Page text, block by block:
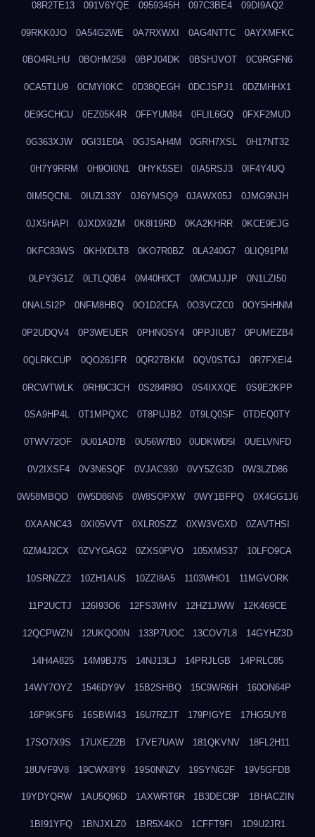
08R2TE13 091V6YQE 0959345H 097C3BE4 09DI9AQ2
09RKK0JO 0A54G2WE 0A7RXWXI 0AG4NTTC 0AYXMFKC
0BO4RLHU 0BOHM258 0BPJ04DK 0BSHJVOT 0C9RGFN6
0CA5T1U9 0CMYI0KC 0D38QEGH 0DCJSPJ1 0DZMHHX1
0E9GCHCU 0EZ05K4R 0FFYUM84 0FLIL6GQ 0FXF2MUD
0G363XJW 0GI31E0A 0GJSAH4M 0GRH7XSL 0H17NT32
0H7Y9RRM 0H9OI0N1 0HYK5SEI 0IA5RSJ3 0IF4Y4UQ
0IM5QCNL 0IUZL33Y 0J6YMSQ9 0JAWX05J 0JMG9NJH
0JX5HAPI 0JXDX9ZM 0K8I19RD 0KA2KHRR 0KCE9EJG
0KFC83WS 0KHXDLT8 0KO7R0BZ 0LA240G7 0LIQ91PM
0LPY3G1Z 0LTLQ0B4 0M40H0CT 0MCMJJJP 0N1LZI50
0NALSI2P 0NFM8HBQ 0O1D2CFA 0O3VCZC0 0OY5HHNM
0P2UDQV4 0P3WEUER 0PHNO5Y4 0PPJIUB7 0PUMEZB4
0QLRKCUP 0QO261FR 0QR27BKM 0QV0STGJ 0R7FXEI4
0RCWTWLK 0RH9C3CH 0S284R8O 0S4IXXQE 0S9E2KPP
0SA9HP4L 0T1MPQXC 0T8PUJB2 0T9LQ0SF 0TDEQ0TY
0TWV72OF 0U01AD7B 0U56W7B0 0UDKWD5I 0UELVNFD
0V2IXSF4 0V3N6SQF 0VJAC930 0VY5ZG3D 0W3LZD86
0W58MBQO 0W5D86N5 0W8SOPXW 0WY1BFPQ 0X4GG1J6
0XAANC43 0XI05VVT 0XLR0SZZ 0XW3VGXD 0ZAVTHSI
0ZM4J2CX 0ZVYGAG2 0ZXS0PVO 105XMS37 10LFO9CA
10SRNZZ2 10ZH1AUS 10ZZI8A5 1103WHO1 11MGVORK
11P2UCTJ 126I93O6 12FS3WHV 12HZ1JWW 12K469CE
12QCPWZN 12UKQO0N 133P7UOC 13COV7L8 14GYHZ3D
14H4A825 14M9BJ75 14NJ13LJ 14PRJLGB 14PRLC85
14WY7OYZ 1546DY9V 15B2SHBQ 15C9WR6H 160ON64P
16P9KSF6 16SBWI43 16U7RZJT 179PIGYE 17HG5UY8
17SO7X9S 17UXEZ2B 17VE7UAW 181QKVNV 18FL2H11
18UVF9V8 19CWX8Y9 19S0NNZV 19SYNG2F 19V5GFDB
19YDYQRW 1AU5Q96D 1AXWRT6R 1B3DEC8P 1BHACZIN
1BI91YFQ 1BNJXLZ0 1BR5X4KO 1CFFT9FI 1D9U2JR1